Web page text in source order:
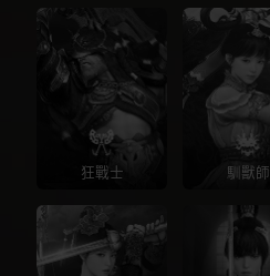
狂戰士 馴獸師